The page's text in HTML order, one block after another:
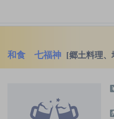
和食 七福神 [郷土料理